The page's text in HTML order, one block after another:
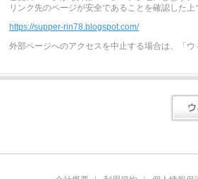
リンク先のページが安全であることを確認した
https://supper-rin78.blogspot.com/
外部ページへのアクセスを中止する場合は、「